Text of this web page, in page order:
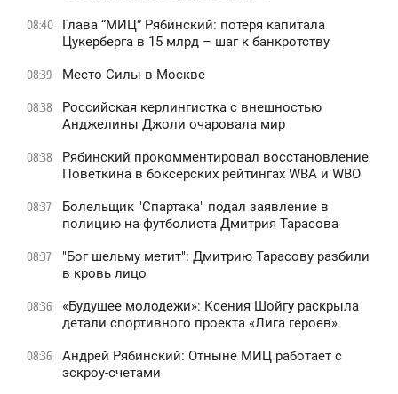
08:40
Глава “МИЦ” Рябинский: потеря капитала
Цукерберга в 15 млрд – шаг к банкротству
08:39 Место Силы в Москве
08:38
Российская керлингистка с внешностью
Анджелины Джоли очаровала мир
08:38
Рябинский прокомментировал восстановление
Поветкина в боксерских рейтингах WBA и WBO
08:37
Болельщик "Спартака" подал заявление в
полицию на футболиста Дмитрия Тарасова
08:37
"Бог шельму метит": Дмитрию Тарасову разбили
в кровь лицо
08:36
«Будущее молодежи»: Ксения Шойгу раскрыла
детали спортивного проекта «Лига героев»
08:36
Андрей Рябинский: Отныне МИЦ работает с
эскроу-счетами